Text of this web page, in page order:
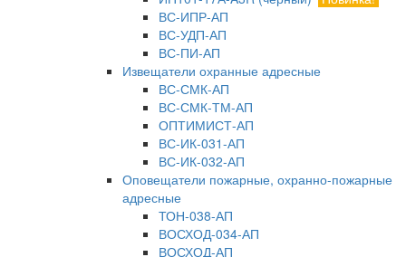
ВС-ИПР-АП
ВС-УДП-АП
ВС-ПИ-АП
Извещатели охранные адресные
ВС-СМК-АП
ВС-СМК-ТМ-АП
ОПТИМИСТ-АП
ВС-ИК-031-АП
ВС-ИК-032-АП
Оповещатели пожарные, охранно-пожарные
адресные
ТОН-038-АП
ВОСХОД-034-АП
ВОСХОД-АП